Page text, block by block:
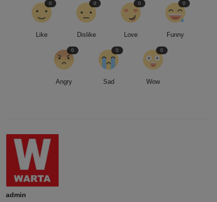
Like
0
Dislike
0
Love
0
Funny
0
Angry
0
Sad
0
Wow
0
admin